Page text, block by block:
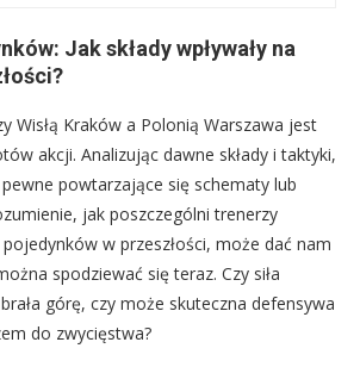
Jak składy wpływały na
Wisłą Kraków a Polonią Warszawa jest
akcji. Analizując dawne składy i taktyki,
powtarzające się schematy lub
jak poszczególni trenerzy
w przeszłości, może dać nam
spodziewać się teraz. Czy siła
górę, czy może skuteczna defensywa
do zwycięstwa?